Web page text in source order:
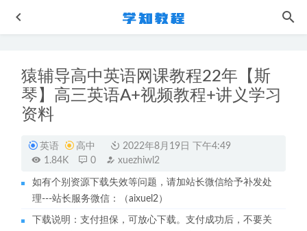
猿辅导高中英语网课教程22年【斯
琴】高三英语A+视频教程+讲义学习
资料
英语 高中
2022年8月19日 下午4:49
1.84K
0 xuezhiwl2
如有个别资源下载失效等问题，请加站长微信给予补发处
理---站长服务微信：（aixuel2）
下载说明：支付担保，可放心下载。支付成功后，不要关
作业帮高中数学网课教程22年曲丹高三数学教学课程+讲义
2022-08-27
爱与性的实操手册-让爱你的人更爱你
煲粥大全教程视频-美容养颜营养瘦身 2023-07-07